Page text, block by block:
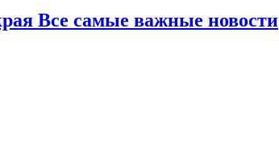
Все самые важные новости